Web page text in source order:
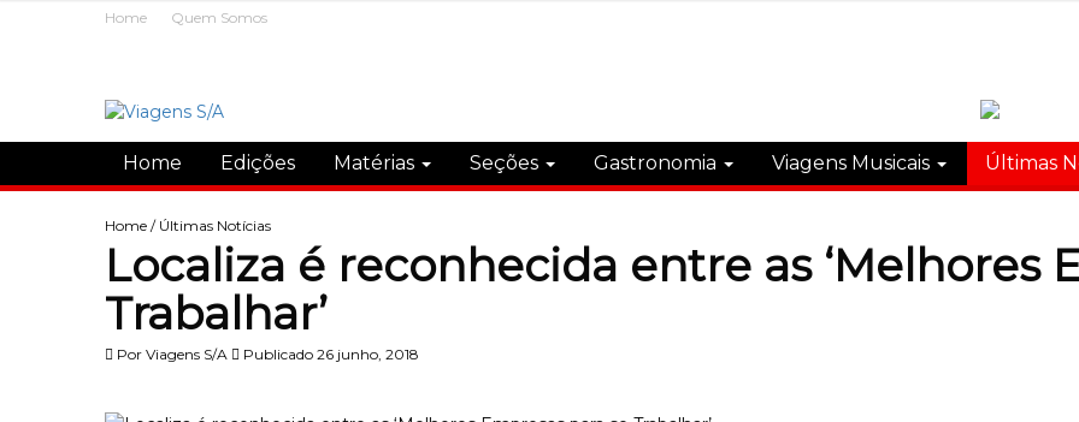
Home Quem Somos
Home Edições Matérias Seções Gastronomia Viagens Musicais Últimas
Home / Últimas Notícias
Localiza é reconhecida entre as ‘Melhores
Trabalhar’
Por Viagens S/A Publicado 26 junho, 2018